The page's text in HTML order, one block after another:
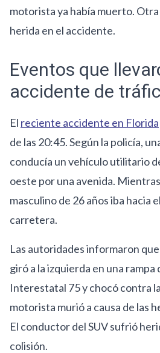
motorista ya había muerto.
herida en el accidente.
Eventos que
accidente de
El reciente accidente en Florida
de las 20:45. Según la policía,
conducía un vehículo utilitario
oeste por una avenida.
masculino de 26 años iba hacia
carretera.
Las autoridades informaron
giró a la izquierda en una rampa
Interestatal 75 y chocó contra
motorista murió a causa de las
El conductor del SUV sufrió
colisión.